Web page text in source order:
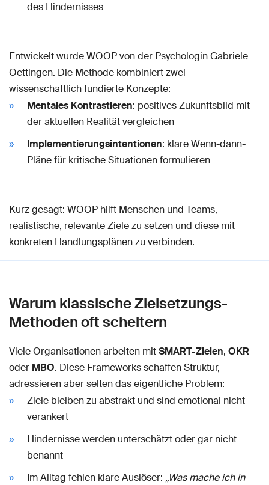
des Hindernisses
Entwickelt wurde WOOP von der Psychologin Gabriele
Oettingen. Die Methode kombiniert zwei
wissenschaftlich fundierte Konzepte:
Mentales Kontrastieren: positives Zukunftsbild mit
der aktuellen Realität vergleichen
Implementierungsintentionen: klare Wenn-dann-
Pläne für kritische Situationen formulieren
Kurz gesagt: WOOP hilft Menschen und Teams,
realistische, relevante Ziele zu setzen und diese mit
konkreten Handlungsplänen zu verbinden.
Warum klassische Zielsetzungs-
Methoden oft scheitern
Viele Organisationen arbeiten mitSMART-Zielen, OKR
oder MBO. Diese Frameworks schaffen Struktur,
adressieren aber selten das eigentliche Problem:
Ziele bleiben zu abstrakt und sind emotional nicht
verankert
Hindernisse werden unterschätzt oder gar nicht
benannt
Im Alltag fehlen klare Auslöser: „Was mache ich in